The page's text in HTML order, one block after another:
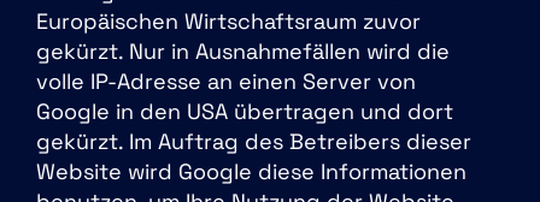
Europäischen Wirtschaftsraum zuvor
gekürzt. Nur in Ausnahmefällen wird die
volle IP-Adresse an einen Server von
Google in den USA übertragen und dort
gekürzt. Im Auftrag des Betreibers dieser
Website wird Google diese Informationen